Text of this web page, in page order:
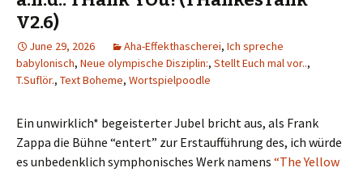
V2.6)
June 29, 2026 Aha-Effekthascherei, Ich spreche
babylonisch, Neue olympische Disziplin:, Stellt Euch mal vor..,
T.Suflör., Text Boheme, Wortspielpoodle
Ein unwirklich* begeisterter Jubel bricht aus, als Frank
Zappa die Bühne “entert” zur Erstaufführung des, ich würde
es unbedenklich symphonisches Werk namens “The Yellow